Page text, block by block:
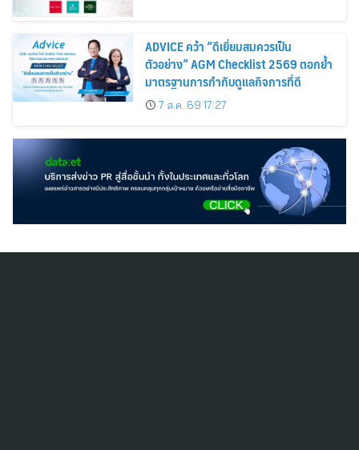
ADVICE คว้า “ดีเยี่ยมสมควรเป็น
ตัวอย่าง” AGM Checklist 2569 ตอกย้ำ
มาตรฐานการกำกับดูแลกิจการที่ดี
7 ส.ค. 69 17:27